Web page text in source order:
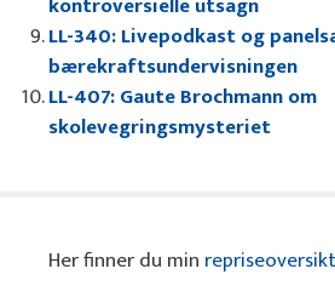
LL-340: Livepodkast og
bærekraftsundervisningen
LL-407: Gaute Brochmann om
skolevegringsmysteriet
Her finner du min repriseoversikt